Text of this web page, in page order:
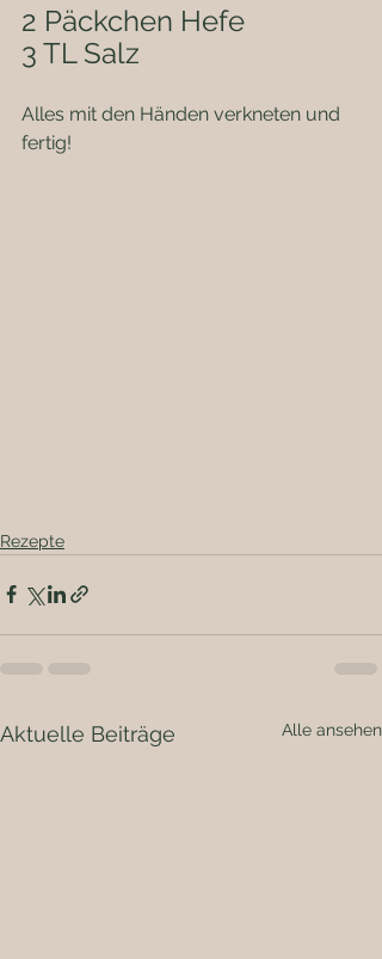
2 Päckchen Hefe
3 TL Salz
Alles mit den Händen verkneten und
fertig!
Rezepte
Aktuelle Beiträge Alle ansehen